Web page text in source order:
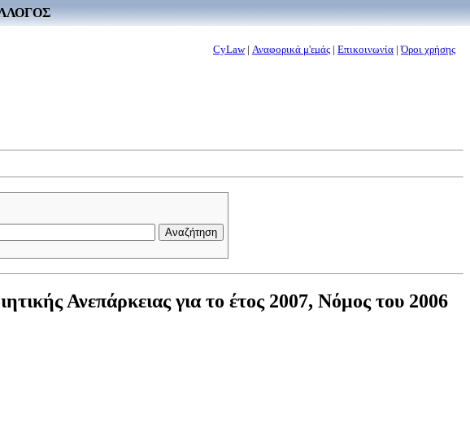
CyLaw| Αναφορικά μ'εμάς | Επικοινωνία |Όροι χρήσης
Ανεπάρκειας για το έτος 2007, Νόμος του 2006